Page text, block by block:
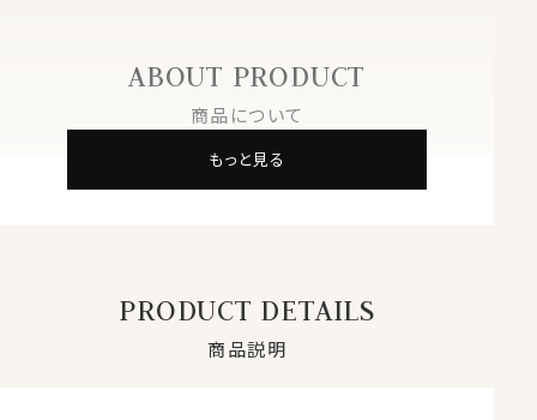
ABOUT PRODUCT
商品について
もっと見る
PRODUCT DETAILS
商品説明